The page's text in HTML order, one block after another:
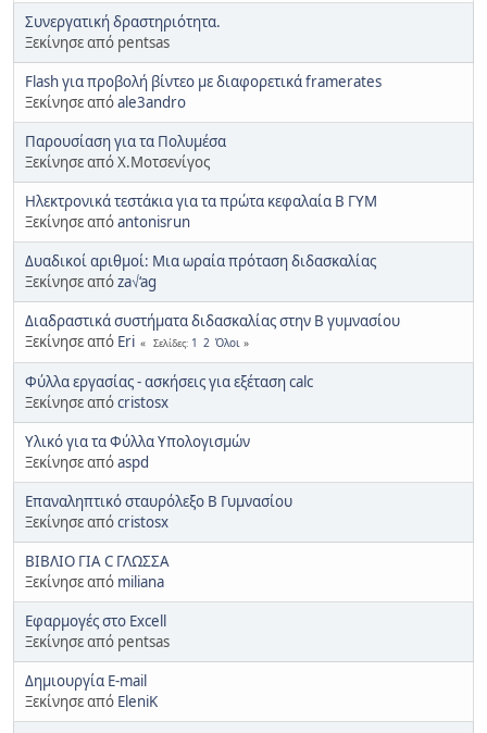
Συνεργατική δραστηριότητα.
Ξεκίνησε από pentsas
Flash για προβολή βίντεο με διαφορετικά framerates
Ξεκίνησε απόale3andro
Παρουσίαση για τα Πολυμέσα
Ξεκίνησε από Χ.Μοτσενίγος
Ηλεκτρονικά τεστάκια για τα πρώτα κεφαλαία Β ΓΥΜ
Ξεκίνησε απόantonisrun
Δυαδικοί αριθμοί: Μια ωραία πρόταση διδασκαλίας
Ξεκίνησε απόza√‘ag
Διαδραστικά συστήματα διδασκαλίας στην Β γυμνασίου
Ξεκίνησε από Eri Σελίδες 1 2 Όλοι
Φύλλα εργασίας - ασκήσεις για εξέταση calc
Ξεκίνησε απόcristosx
Υλικό για τα Φύλλα Υπολογισμών
Ξεκίνησε απόaspd
Επαναληπτικό σταυρόλεξο Β Γυμνασίου
Ξεκίνησε απόcristosx
ΒΙΒΛΙΟ ΓΙΑ C ΓΛΩΣΣΑ
Ξεκίνησε από miliana
Εφαρμογές στο Excell
Ξεκίνησε από pentsas
Δημιουργία Ε-mail
Ξεκίνησε από EleniK